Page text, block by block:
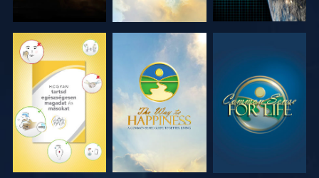
MŰSORNÉZÉS MŰSORNÉZÉS MŰSORNÉZÉS